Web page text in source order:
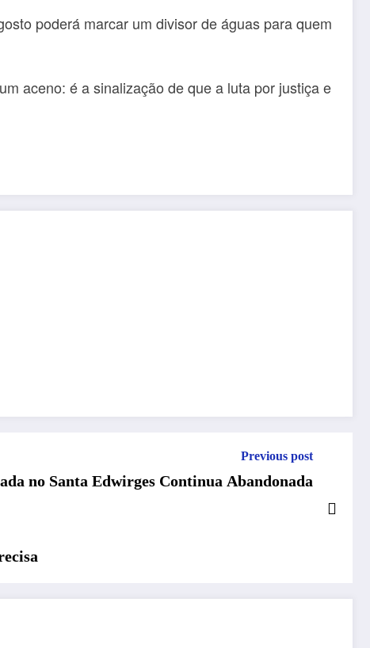
poderá marcar um divisor de águas para quem
aceno: é a sinalização de que a luta por justiça e
Previous post
no Santa Edwirges Continua Abandonada